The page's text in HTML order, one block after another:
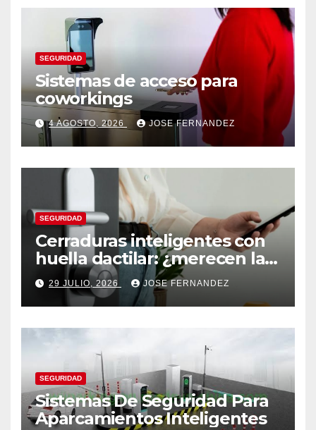
SEGURIDAD
Sistemas de acceso para
coworkings
4 AGOSTO, 2026 JOSE FERNANDEZ
SEGURIDAD
Cerraduras inteligentes con
huella dactilar: ¿merecen la
pena?
29 JULIO, 2026 JOSE FERNANDEZ
SEGURIDAD
Sistemas De Seguridad Para
Aparcamientos Inteligentes